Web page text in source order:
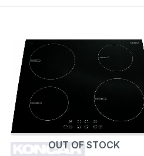
OUT OF STOCK